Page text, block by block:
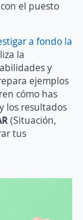
el puesto
a fondo la
la
y
ejemplos
cómo has
los resultados
(Situación,
tus